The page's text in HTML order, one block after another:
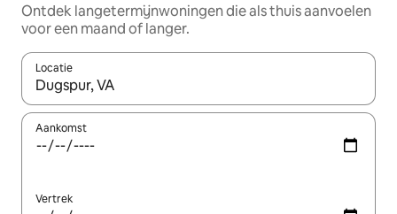
Ontdek langetermijnwoningen die als thuis aanvoelen
voor een maand of langer.
Locatie
Wanneer er resultaten beschikbaar zijn, maak je een keuze
Aankomst
Vertrek